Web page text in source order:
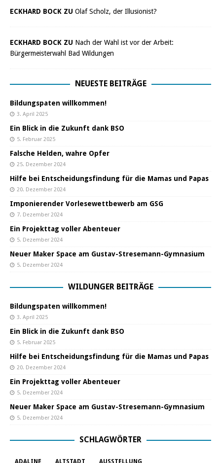
ECKHARD BOCK ZU Olaf Scholz, der Illusionist?
ECKHARD BOCK ZU Nach der Wahl ist vor der Arbeit:
Bürgermeisterwahl Bad Wildungen
NEUESTE BEITRÄGE
Bildungspaten willkommen!
3. April 2025
Ein Blick in die Zukunft dank BSO
5. Februar 2025
Falsche Helden, wahre Opfer
25. Dezember 2024
Hilfe bei Entscheidungsfindung für die Mamas und Papas
20. Dezember 2024
Imponierender Vorlesewettbewerb am GSG
7. Dezember 2024
Ein Projekttag voller Abenteuer
5. Dezember 2024
Neuer Maker Space am Gustav-Stresemann-Gymnasium
5. Dezember 2024
WILDUNGER BEITRÄGE
Bildungspaten willkommen!
3. April 2025
Ein Blick in die Zukunft dank BSO
5. Februar 2025
Hilfe bei Entscheidungsfindung für die Mamas und Papas
20. Dezember 2024
Ein Projekttag voller Abenteuer
5. Dezember 2024
Neuer Maker Space am Gustav-Stresemann-Gymnasium
5. Dezember 2024
SCHLAGWÖRTER
ADALINE ALTSTADT AUSSTELLUNG